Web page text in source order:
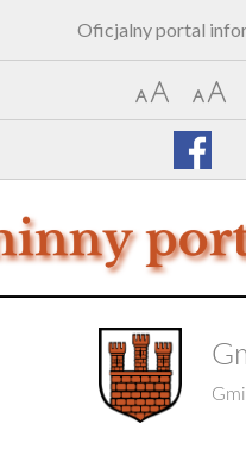
Oficjalny portal